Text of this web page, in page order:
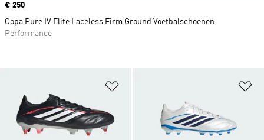
Price
€ 250
Copa Pure IV Elite Laceless Firm Ground Voetbalschoenen
Performance